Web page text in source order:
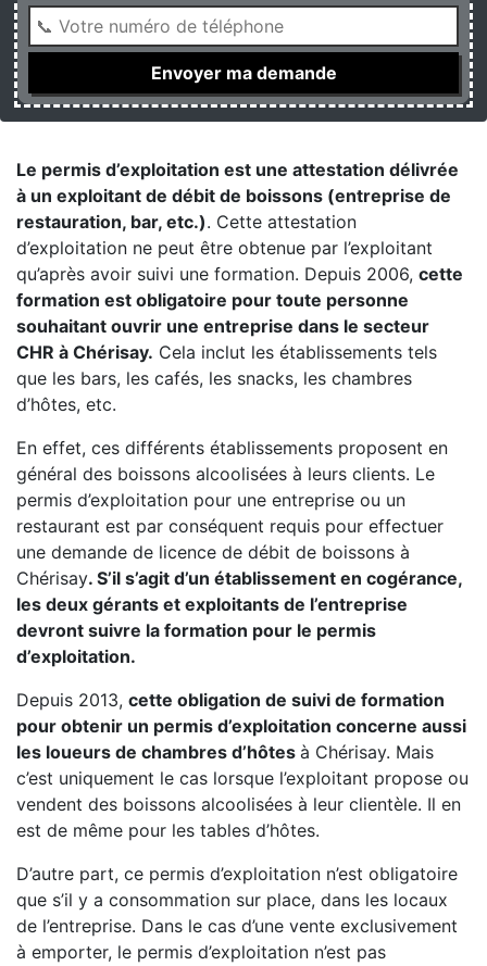
Le permis d’exploitation est une attestation délivrée
à un exploitant de débit de boissons (entreprise de
restauration, bar, etc.). Cette attestation
d’exploitation ne peut être obtenue par l’exploitant
qu’après avoir suivi une formation. Depuis 2006, cette
formation est obligatoire pour toute personne
souhaitant ouvrir une entreprise dans le secteur
CHR à Chérisay. Cela inclut les établissements tels
que les bars, les cafés, les snacks, les chambres
d’hôtes, etc.
En effet, ces différents établissements proposent en
général des boissons alcoolisées à leurs clients. Le
permis d’exploitation pour une entreprise ou un
restaurant est par conséquent requis pour effectuer
une demande de licence de débit de boissons à
Chérisay. S’il s’agit d’un établissement en cogérance,
les deux gérants et exploitants de l’entreprise
devront suivre la formation pour le permis
d’exploitation.
Depuis 2013, cette obligation de suivi de formation
pour obtenir un permis d’exploitation concerne aussi
les loueurs de chambres d’hôtes à Chérisay. Mais
c’est uniquement le cas lorsque l’exploitant propose ou
vendent des boissons alcoolisées à leur clientèle. Il en
est de même pour les tables d’hôtes.
D’autre part, ce permis d’exploitation n’est obligatoire
que s’il y a consommation sur place, dans les locaux
de l’entreprise. Dans le cas d’une vente exclusivement
à emporter, le permis d’exploitation n’est pas